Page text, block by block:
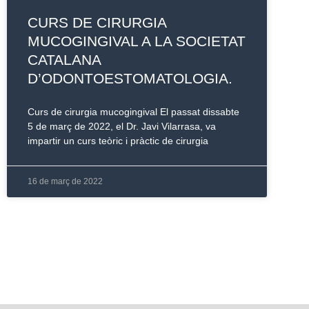
CURS DE CIRURGIA
MUCOGINGIVAL A LA SOCIETAT
CATALANA
D’ODONTOESTOMATOLOGIA.
Curs de cirurgia mucogingival El passat dissabte
5 de març de 2022, el Dr. Javi Vilarrasa, va
impartir un curs teòric i pràctic de cirurgia
16 de març de 2022